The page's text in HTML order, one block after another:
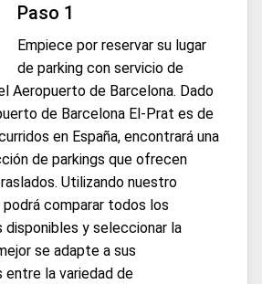
Paso 1
Empiece por reservar su lugar
de parking con servicio de
Aeropuerto de Barcelona. Dado
de Barcelona El-Prat es de
en España, encontrará una
de parkings que ofrecen
Utilizando nuestro
podrá comparar todos los
disponibles y seleccionar la
se adapte a sus
entre la variedad de